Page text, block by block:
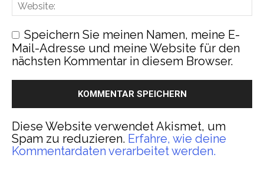
Speichern Sie meinen Namen, meine E-
Mail-Adresse und meine Website für den
nächsten Kommentar in diesem Browser.
Diese Website verwendet Akismet, um
Spam zu reduzieren. Erfahre, wie deine
Kommentardaten verarbeitet werden.